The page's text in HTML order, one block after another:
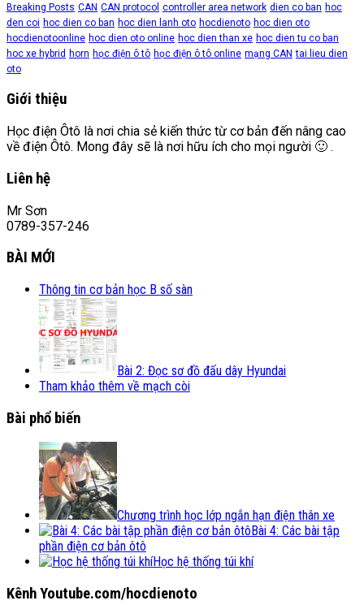
Breaking Posts CAN CAN protocol controller area network dien co ban hoc
den coi hoc dien co ban hoc dien lanh oto hocdienoto hoc dien oto
hocdienotoonline hoc dien oto online hoc dien than xe hoc dien tu co ban
hoc xe hybrid horn học điện ô tô học điện ô tô online mạng CAN tai lieu dien
oto
Giới thiệu
Học điện Ôtô là nơi chia sẻ kiến thức từ cơ bản đến nâng cao
về điện Ôtô. Mong đây sẽ là nơi hữu ích cho mọi người 🙂 .
Liên hệ
Mr Sơn
0789-357-246
BÀI MỚI
Thông tin cơ bản học B số sàn
Bài 2: Đọc sơ đồ đấu dây Hyundai
Tham khảo thêm về mạch còi
Bài phổ biến
Chương trình học lớp ngắn hạn điện thân xe
Bài 4: Các bài tập
phần điện cơ bản ôtô
Học hệ thống túi khí
Kênh Youtube.com/hocdienoto